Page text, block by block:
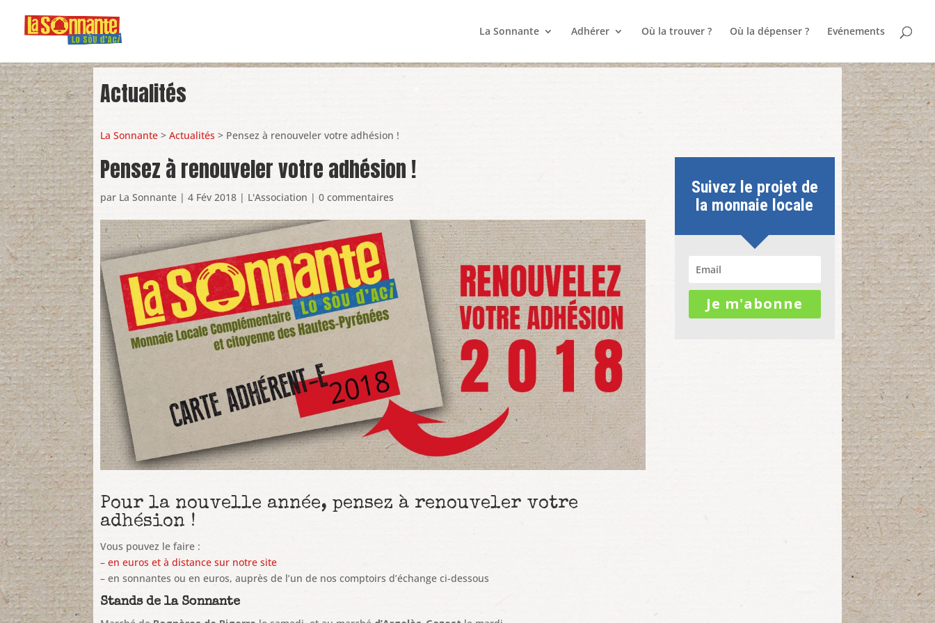
La Sonnante Adhérer Où la trouver ? Où la dépenser ? Evénements
Actualités
La Sonnante >Actualités > Pensez à renouveler votre adhésion !
Pensez à renouveler votre adhésion !
par La Sonnante |4 Fév 2018 | L'Association |0 commentaires
Pour la nouvelle année, pensez à renouveler votre
adhésion !
Vous pouvez le faire :
–en euros et à distance sur notre site
– en sonnantes ou en euros, auprès de l’un de nos comptoirs d’échange ci-dessous
Stands de la Sonnante
Suivez le projet de
la monnaie locale
Je m'abonne